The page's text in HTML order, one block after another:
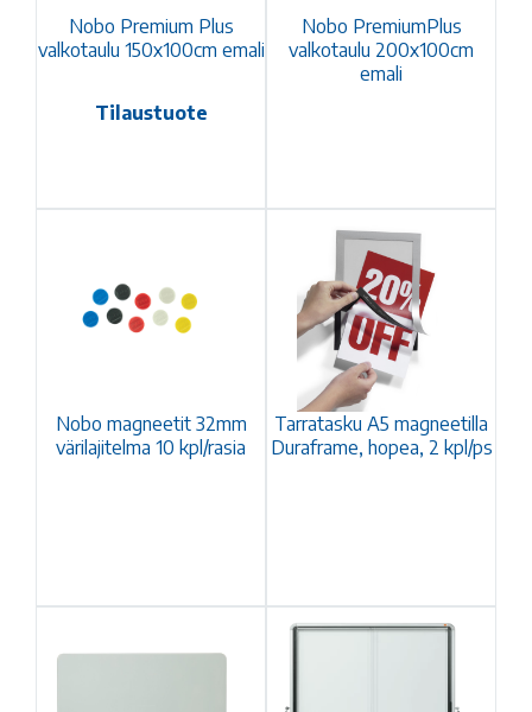
Nobo Premium Plus
valkotaulu 150x100cm emali
Tilaustuote
Nobo PremiumPlus
valkotaulu 200x100cm
emali
Nobo magneetit 32mm
värilajitelma 10 kpl/rasia
Tarratasku A5 magneetilla
Duraframe, hopea, 2 kpl/ps